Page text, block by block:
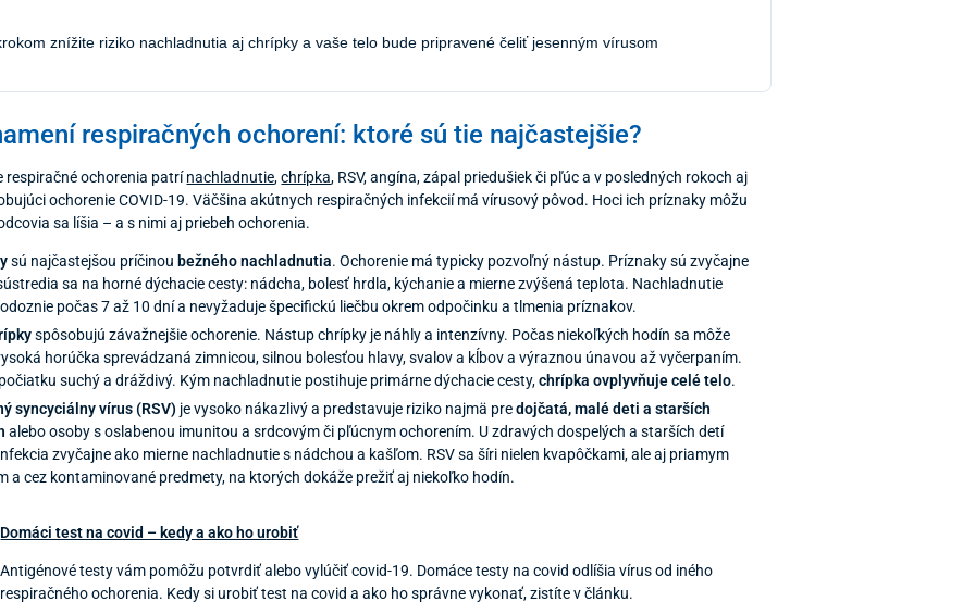
znížite riziko nachladnutia aj chrípky a vaše telo bude pripravené čeliť jesenným vírusom
respiračných ochorení: ktoré sú tie najčastejšie?
respiračné ochorenia patrínachladnutie,chrípka, RSV, angína, zápal priedušiek či pľúc a v posledných rokoch aj
ochorenie COVID-19. Väčšina akútnych respiračných infekcií má vírusový pôvod. Hoci ich príznaky môžu
sa líšia – a s nimi aj priebeh ochorenia.
sú najčastejšou príčinou bežného nachladnutia. Ochorenie má typicky pozvoľný nástup. Príznaky sú zvyčajne
sa na horné dýchacie cesty: nádcha, bolesť hrdla, kýchanie a mierne zvýšená teplota. Nachladnutie
počas 7 až 10 dní a nevyžaduje špecifickú liečbu okrem odpočinku a tlmenia príznakov.
spôsobujú závažnejšie ochorenie. Nástup chrípky je náhly a intenzívny. Počas niekoľkých hodín sa môže
horúčka sprevádzaná zimnicou, silnou bolesťou hlavy, svalov a kĺbov a výraznou únavou až vyčerpaním.
suchý a dráždivý. Kým nachladnutie postihuje primárne dýchacie cesty,chrípka ovplyvňuje celé telo.
syncyciálny vírus (RSV) je vysoko nákazlivý a predstavuje riziko najmä predojčatá, malé deti a starších
alebo osoby s oslabenou imunitou a srdcovým či pľúcnym ochorením. U zdravých dospelých a starších detí
zvyčajne ako mierne nachladnutie s nádchou a kašľom. RSV sa šíri nielen kvapôčkami, ale aj priamym
a cez kontaminované predmety, na ktorých dokáže prežiť aj niekoľko hodín.
Domáci test na covid – kedy a ako ho urobiť
Antigénové testy vám pomôžu potvrdiť alebo vylúčiť covid-19. Domáce testy na covid odlíšia vírus od iného
respiračného ochorenia. Kedy si urobiť test na covid a ako ho správne vykonať, zistíte v článku.